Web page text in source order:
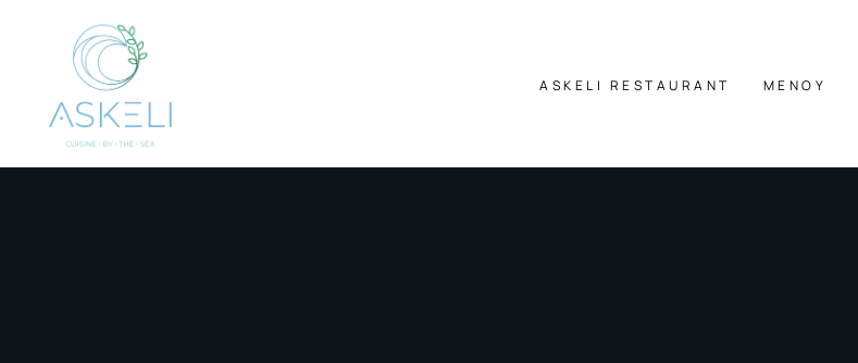
ASKELI RESTAURANT ΜΕΝΟΥ